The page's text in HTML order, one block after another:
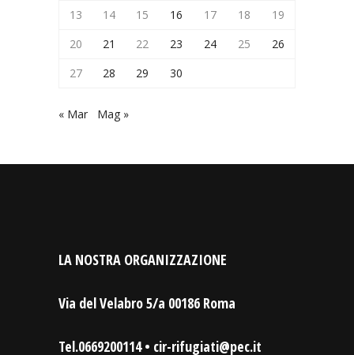
13
14 15 16 17 18
19
20
21 22 23 24 25
26
27
28 29 30
« Mar Mag »
LA NOSTRA ORGANIZZAZIONE
Via del Velabro 5/a 00186 Roma
Tel.0669200114 • cir-rifugiati@pec.it